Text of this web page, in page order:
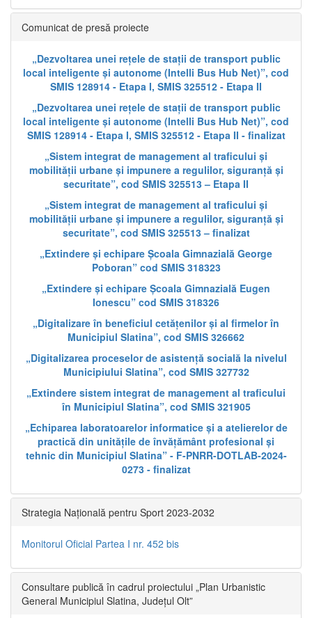
Comunicat de presă proiecte
„Dezvoltarea unei rețele de stații de transport public
local inteligente și autonome (Intelli Bus Hub Net)”, cod
SMIS 128914 - Etapa I, SMIS 325512 - Etapa II
„Dezvoltarea unei rețele de stații de transport public
local inteligente și autonome (Intelli Bus Hub Net)”, cod
SMIS 128914 - Etapa I, SMIS 325512 - Etapa II - finalizat
„Sistem integrat de management al traficului și
mobilității urbane și impunere a regulilor, siguranță și
securitate”, cod SMIS 325513 – Etapa II
„Sistem integrat de management al traficului și
mobilității urbane și impunere a regulilor, siguranță și
securitate”, cod SMIS 325513 – finalizat
„Extindere și echipare Școala Gimnazială George
Poboran” cod SMIS 318323
„Extindere și echipare Școala Gimnazială Eugen
Ionescu” cod SMIS 318326
„Digitalizare în beneficiul cetățenilor și al firmelor în
Municipiul Slatina”, cod SMIS 326662
„Digitalizarea proceselor de asistență socială la nivelul
Municipiului Slatina”, cod SMIS 327732
„Extindere sistem integrat de management al traficului
în Municipiul Slatina”, cod SMIS 321905
„Echiparea laboratoarelor informatice și a atelierelor de
practică din unitățile de învățământ profesional și
tehnic din Municipiul Slatina” - F-PNRR-DOTLAB-2024-
0273 - finalizat
Strategia Națională pentru Sport 2023-2032
Monitorul Oficial Partea I nr. 452 bis
Consultare publică în cadrul proiectului „Plan Urbanistic
General Municipiul Slatina, Județul Olt”